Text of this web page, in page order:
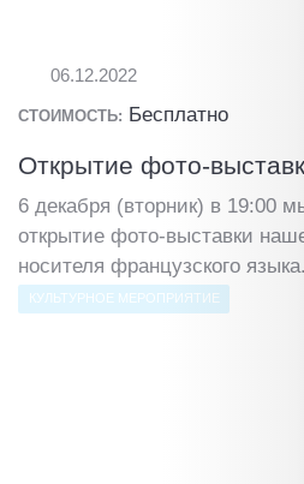
06.12.2022
СТОИМОСТЬ: Бесплатно
Открытие фото-
6 декабря (вторник) в 19:00
открытие фото-выставки
носителя французского
КУЛЬТУРНОЕ МЕРОПРИЯТИЕ